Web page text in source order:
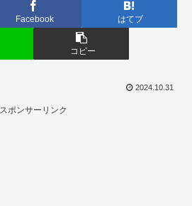
Facebook はてブ
コピー
2024.10.31
スポンサーリンク